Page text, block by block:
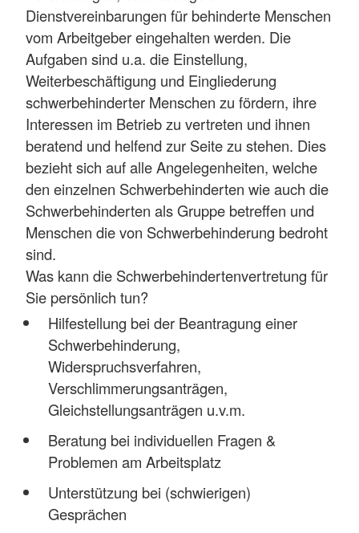
Dienstvereinbarungen für behinderte Menschen
vom Arbeitgeber eingehalten werden. Die
Aufgaben sind u.a. die Einstellung,
Weiterbeschäftigung und Eingliederung
schwerbehinderter Menschen zu fördern, ihre
Interessen im Betrieb zu vertreten und ihnen
beratend und helfend zur Seite zu stehen. Dies
bezieht sich auf alle Angelegenheiten, welche
den einzelnen Schwerbehinderten wie auch die
Schwerbehinderten als Gruppe betreffen und
Menschen die von Schwerbehinderung bedroht
sind.
Was kann die Schwerbehindertenvertretung für
Sie persönlich tun?
Hilfestellung bei der Beantragung einer
Schwerbehinderung,
Widerspruchsverfahren,
Verschlimmerungsanträgen,
Gleichstellungsanträgen u.v.m.
Beratung bei individuellen Fragen &
Problemen am Arbeitsplatz
Unterstützung bei (schwierigen)
Gesprächen